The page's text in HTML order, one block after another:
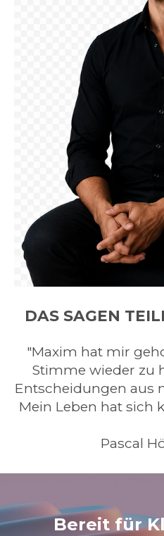
DAS SAGEN
"Maxim hat mir
Stimme wieder zu
Entscheidungen aus
Mein Leben hat sich
Pascal
Bereit für